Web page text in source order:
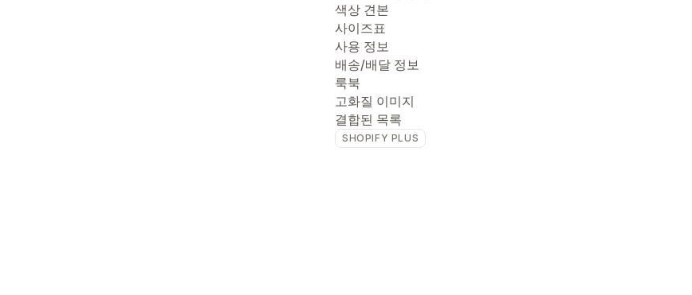
색상 견본
사이즈표
사용 정보
배송/배달 정보
룩북
고화질 이미지
결합된 목록
SHOPIFY PLUS